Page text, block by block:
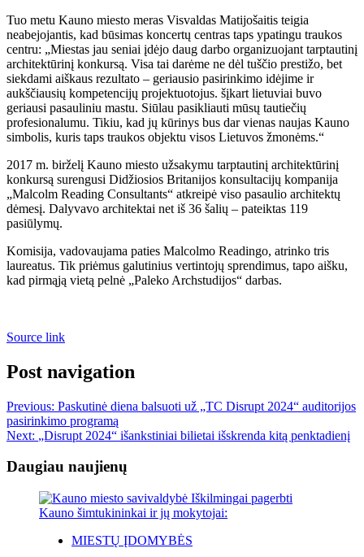
Tuo metu Kauno miesto meras Visvaldas Matijošaitis teigia
neabejojantis, kad būsimas koncertų centras taps ypatingu traukos
centru: „Miestas jau seniai įdėjo daug darbo organizuojant tarptautinį
architektūrinį konkursą. Visa tai darėme ne dėl tuščio prestižo, bet
siekdami aiškaus rezultato – geriausio pasirinkimo idėjime ir
aukščiausių kompetencijų projektuotojus. šįkart lietuviai buvo
geriausi pasauliniu mastu. Siūlau pasikliauti mūsų tautiečių
profesionalumu. Tikiu, kad jų kūrinys bus dar vienas naujas Kauno
simbolis, kuris taps traukos objektu visos Lietuvos žmonėms.“
2017 m. birželį Kauno miesto užsakymu tarptautinį architektūrinį
konkursą surengusi Didžiosios Britanijos konsultacijų kompanija
„Malcolm Reading Consultants“ atkreipė viso pasaulio architektų
dėmesį. Dalyvavo architektai net iš 36 šalių – pateiktas 119
pasiūlymų.
Komisija, vadovaujama paties Malcolmo Readingo, atrinko tris
laureatus. Tik priėmus galutinius vertintojų sprendimus, tapo aišku,
kad pirmąją vietą pelnė „Paleko Archstudijos“ darbas.
Source link
Post navigation
Previous: Paskutinė diena balsuoti už „TC Disrupt 2024“ auditorijos
pasirinkimo programą
Next: „Disrupt 2024“ išankstiniai bilietai išskrenda kitą penktadienį
Daugiau naujienų
MIESTŲ ĮDOMYBĖS